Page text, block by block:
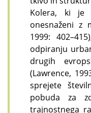
Kolera, ki je
onesnaženi z
1999:
odpiranju
drugih
(Lawrence,
sprejete
pobuda za
trajnostnega